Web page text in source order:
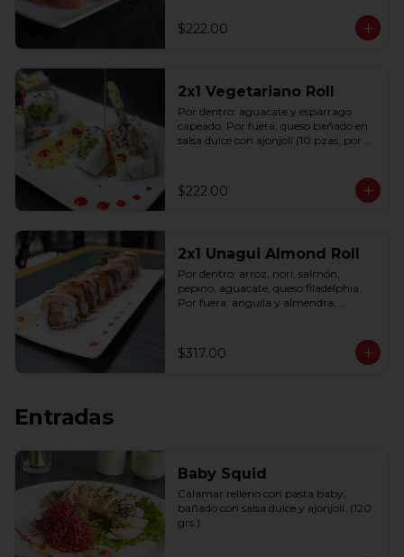
$222.00
2x1 Vegetariano Roll
Por dentro: aguacate y espárrago
capeado. Por fuera: queso bañado en
salsa dulce con ajonjolí (10 pzas, por
$222.00
2x1 Unagui Almond Roll
Por dentro: arroz, nori, salmón,
pepino, aguacate, queso filadelphia.
Por fuera: anguila y almendra,
$317.00
Entradas
Baby Squid
Calamar relleno con pasta baby,
bañado con salsa dulce y ajonjolí. (120
grs.)